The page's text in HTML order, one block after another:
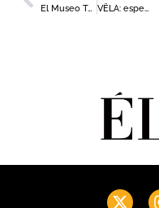
El Museo Teatro Romano de Cartagena acoge la primera exposición sobre pintura mural que se hace en España VËLA: espectáculo y gastronomía en La Manga